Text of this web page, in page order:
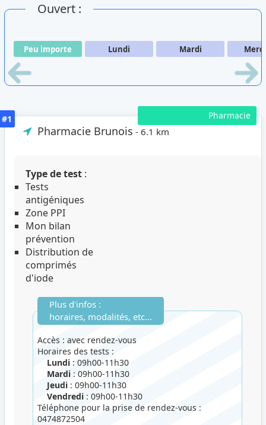
Ouvert :
Peu importe Lundi Mardi
Pharmacie
#1
Pharmacie Brunois - 6.1 km
Type de test :
Tests
antigéniques
Zone PPI
Mon bilan
prévention
Distribution de
comprimés
d'iode
Plus d'infos :
horaires, modalités, etc...
Accès : avec rendez-vous
Horaires des tests :
Lundi : 09h00-11h30
Mardi : 09h00-11h30
Jeudi : 09h00-11h30
Vendredi : 09h00-11h30
Téléphone pour la prise de rendez-vous :
0474872504